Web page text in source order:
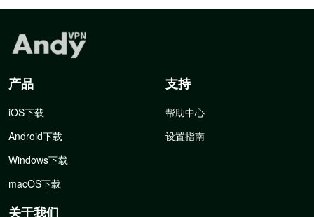
产品
iOS下载
Android下载
Windows下载
macOS下载
支持
帮助中心
设置指南
关于我们